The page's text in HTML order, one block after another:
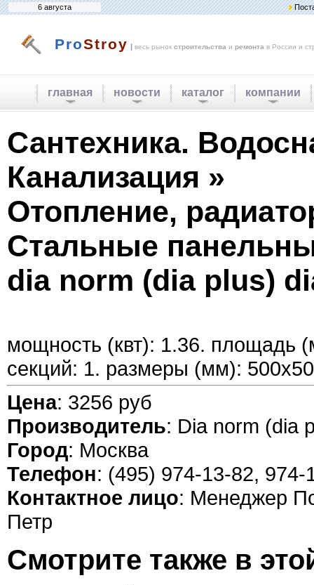
6 августа
ProStroy | весь рынок строительства и ремонта в России и
главная новости каталог компании
Сантехника.
Канализация »
Отопление,
Стальные
dia norm (dia plus)
мощность (квт): 1.36. площадь
секций: 1. размеры (мм):
Цена: 3256 руб
Производитель: Dia norm (dia
Город: Москва
Телефон: (495) 974-13-82, 974-
Контактное лицо: Менеджер
Петр
Смотрите также в